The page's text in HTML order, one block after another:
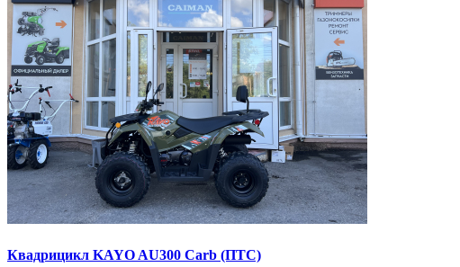
Квадрицикл KAYO AU300 Carb (ПТС)